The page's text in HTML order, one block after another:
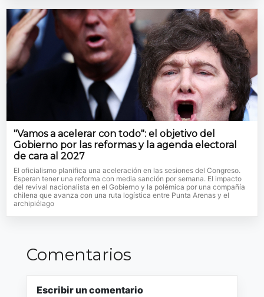
"Vamos a acelerar con todo": el objetivo del
Gobierno por las reformas y la agenda electoral
de cara al 2027
El oficialismo planifica una aceleración en las sesiones del Congreso.
Esperan tener una reforma con media sanción por semana. El impacto
del revival nacionalista en el Gobierno y la polémica por una compañía
chilena que avanza con una ruta logística entre Punta Arenas y el
archipiélago
Comentarios
Escribir un comentario